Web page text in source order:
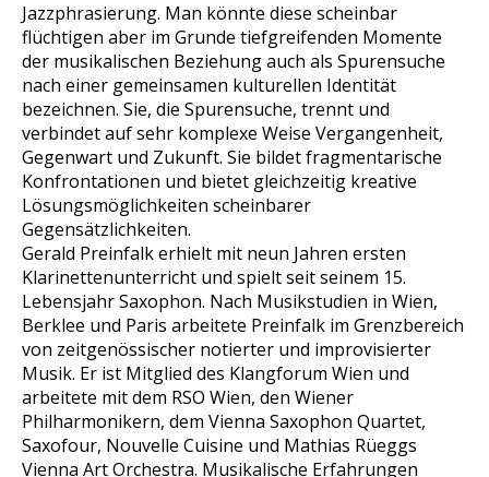
Jazzphrasierung. Man könnte diese scheinbar
flüchtigen aber im Grunde tiefgreifenden Momente
der musikalischen Beziehung auch als Spurensuche
nach einer gemeinsamen kulturellen Identität
bezeichnen. Sie, die Spurensuche, trennt und
verbindet auf sehr komplexe Weise Vergangenheit,
Gegenwart und Zukunft. Sie bildet fragmentarische
Konfrontationen und bietet gleichzeitig kreative
Lösungsmöglichkeiten scheinbarer
Gegensätzlichkeiten.
Gerald Preinfalk erhielt mit neun Jahren ersten
Klarinettenunterricht und spielt seit seinem 15.
Lebensjahr Saxophon. Nach Musikstudien in Wien,
Berklee und Paris arbeitete Preinfalk im Grenzbereich
von zeitgenössischer notierter und improvisierter
Musik. Er ist Mitglied des Klangforum Wien und
arbeitete mit dem RSO Wien, den Wiener
Philharmonikern, dem Vienna Saxophon Quartet,
Saxofour, Nouvelle Cuisine und Mathias Rüeggs
Vienna Art Orchestra. Musikalische Erfahrungen